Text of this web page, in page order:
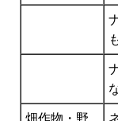
畑作物・野